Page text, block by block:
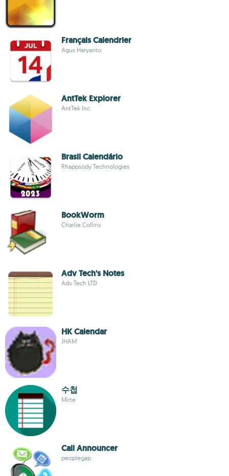
Français Calendrier
Agus Haryanto
AntTek Explorer
AntTek Inc.
Brasil Calendário
Rhappsody Technologies
BookWorm
Charlie Collins
Adv Tech's Notes
Adv Tech LTD
HK Calendar
JHAM
수첩
Mirte
Call Announcer
peoplegap